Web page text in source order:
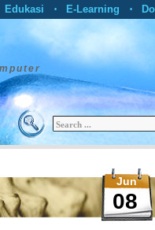
Edukasi • E-Learning •
Jun
08